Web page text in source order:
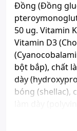
Đồng (Đồng
50 ug. Vitamin
Vitamin D3
bột bắp), chất
dày
bóng (shellac),
làm dày